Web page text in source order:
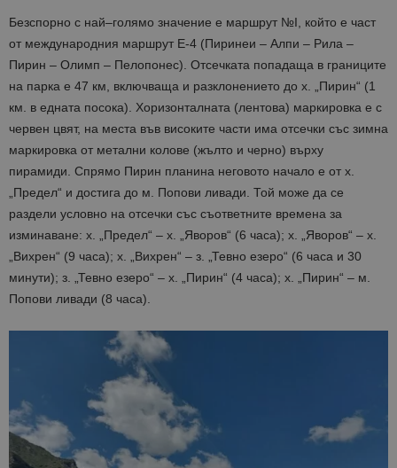
Безспорно с най–голямо значение е маршрут №I, който е част
от международния маршрут Е-4 (Пиринеи – Алпи – Рила –
Пирин – Олимп – Пелопонес). Отсечката попадаща в границите
на парка е 47 км, включваща и разклонението до х. „Пирин“ (1
км. в едната посока). Хоризонталната (лентова) маркировка е с
червен цвят, на места във високите части има отсечки със зимна
маркировка от метални колове (жълто и черно) върху
пирамиди. Спрямо Пирин планина неговото начало е от х.
„Предел“ и достига до м. Попови ливади. Той може да се
раздели условно на отсечки със съответните времена за
изминаване: х. „Предел“ – х. „Яворов“ (6 часа); х. „Яворов“ – х.
„Вихрен“ (9 часа); х. „Вихрен“ – з. „Тевно езеро“ (6 часа и 30
минути); з. „Тевно езеро“ – х. „Пирин“ (4 часа); х. „Пирин“ – м.
Попови ливади (8 часа).